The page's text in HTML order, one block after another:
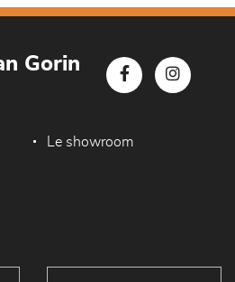
Gorin
Le showroom